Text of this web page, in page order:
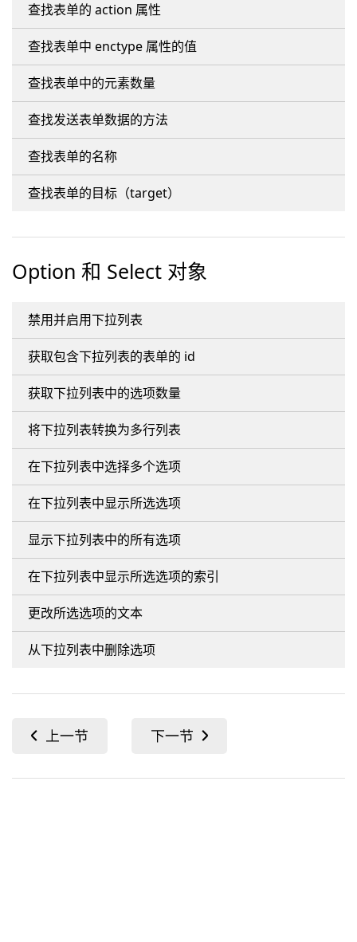
查找表单的 action 属性
查找表单中 enctype 属性的值
查找表单中的元素数量
查找发送表单数据的方法
查找表单的名称
查找表单的目标（target）
Option 和 Select 对象
禁用并启用下拉列表
获取包含下拉列表的表单的 id
获取下拉列表中的选项数量
将下拉列表转换为多行列表
在下拉列表中选择多个选项
在下拉列表中显示所选选项
显示下拉列表中的所有选项
在下拉列表中显示所选选项的索引
更改所选选项的文本
从下拉列表中删除选项